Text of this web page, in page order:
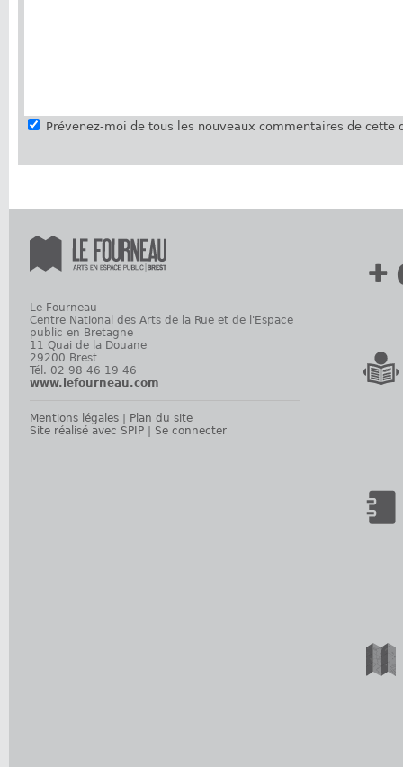
Prévenez-moi de tous les nouveaux commentaires de cette
Le Fourneau
Centre National des Arts de la Rue et de l'Espace
public en Bretagne
11 Quai de la Douane
29200 Brest
Tél. 02 98 46 19 46
www.lefourneau.com
Mentions légales | Plan du site
Site réalisé avec SPIP | Se connecter
+